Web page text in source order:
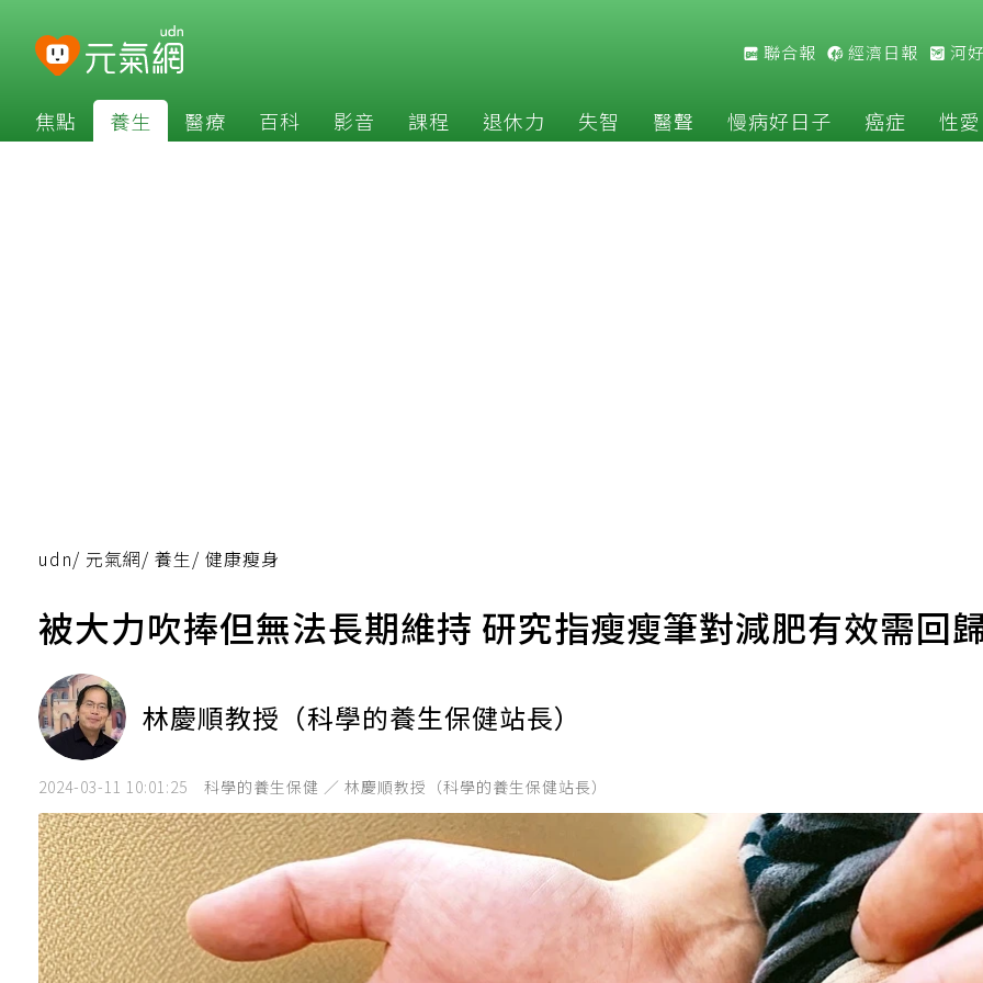
聯合報 經濟日報 河
焦點 養生 醫療 百科 影音 課程 退休力 失智 醫聲 慢病好日子 癌症 性愛
udn/ 元氣網/ 養生/ 健康瘦身
被大力吹捧但無法長期維持 研究指瘦瘦筆對減肥有效需回
林慶順教授（科學的養生保健站長）
2024-03-11 10:01:25 科學的養生保健 ／ 林慶順教授（科學的養生保健站長）